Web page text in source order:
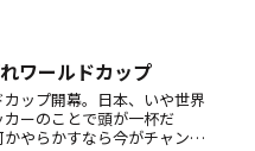
ワールドカップ
カップ開幕。日本、いや世界
カーのことで頭が一杯だ
やらかすなら今がチャンス